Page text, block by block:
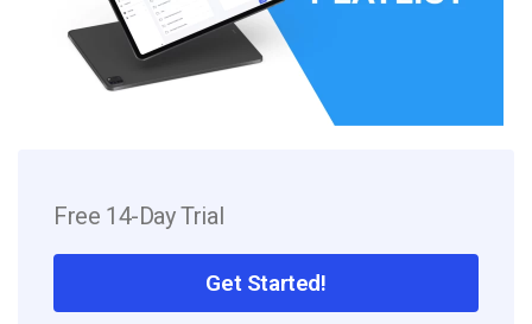
Free 14-Day Trial
Get Started!